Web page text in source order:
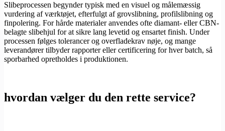
Slibeprocessen begynder typisk med en visuel og målemæssig
vurdering af værktøjet, efterfulgt af grovslibning, profilslibning og
finpolering. For hårde materialer anvendes ofte diamant- eller CBN-
belagte slibehjul for at sikre lang levetid og ensartet finish. Under
processen følges tolerancer og overfladekrav nøje, og mange
leverandører tilbyder rapporter eller certificering for hver batch, så
sporbarhed opretholdes i produktionen.
hvordan vælger du den rette service?